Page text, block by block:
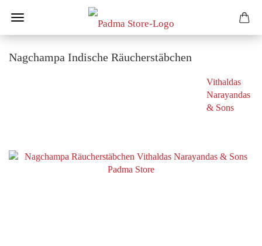
Nagchampa Indische Räucherstäbchen
Vithaldas
Narayandas
& Sons